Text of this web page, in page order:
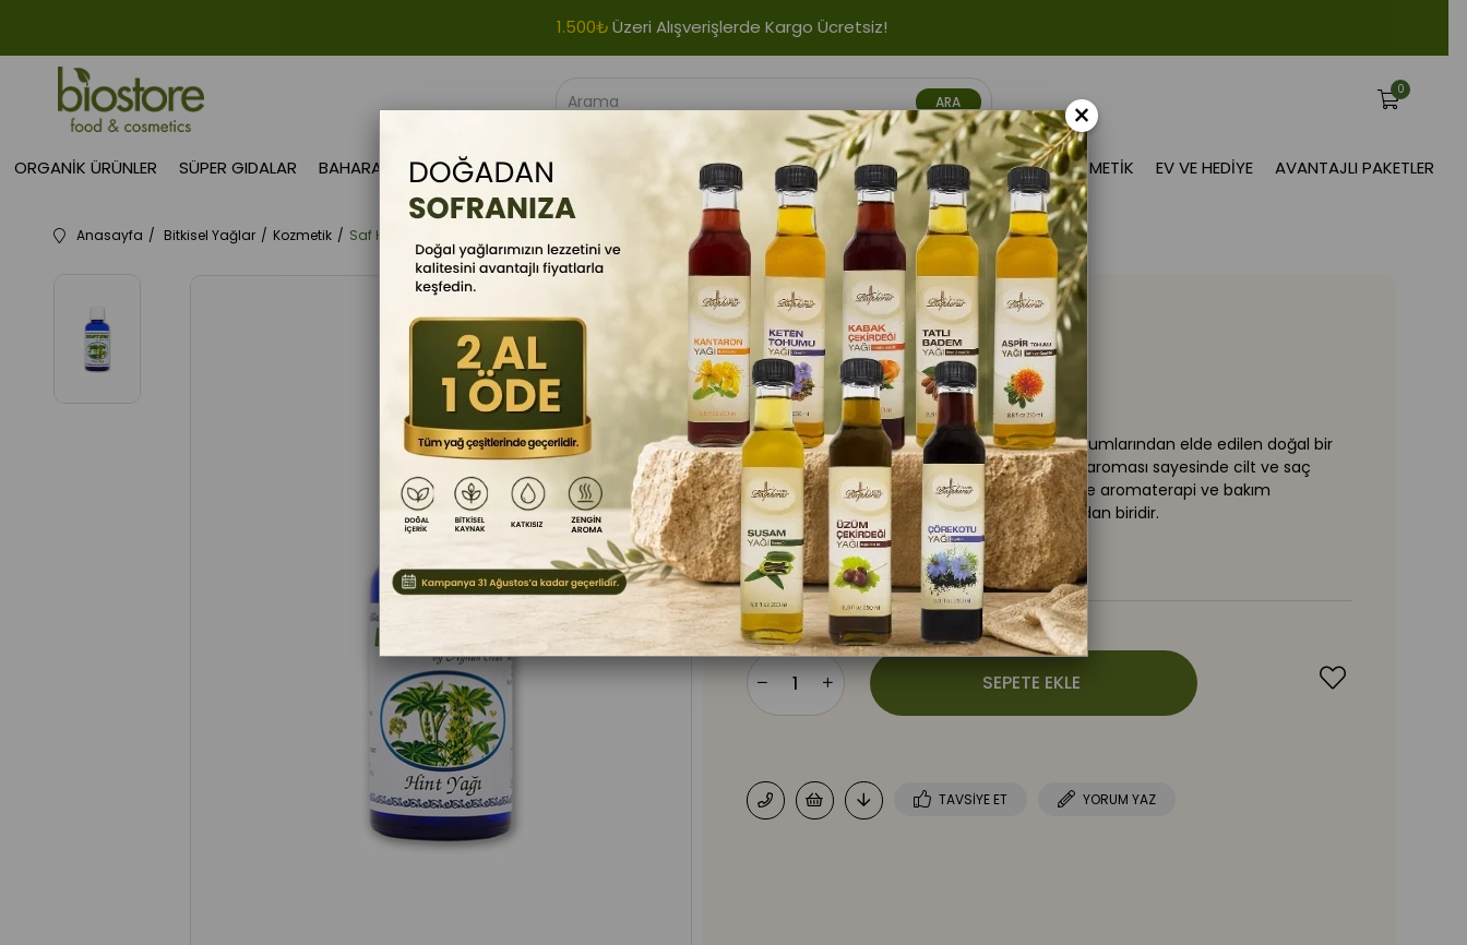
1.500₺Üzeri Alışverişlerde Kargo Ücretsiz!
0
ORGANIK ÜRÜNLER SÜPER GIDALAR BAHARAT GIDA TAKVIYELERI BITKI ÜRÜNLERI BITKISEL YAĞLAR BITKISEL KOZMETIK EV VE HEDIYE AVANTAJLI PAKETLER
Anasayfa Bitkisel Yağlar Kozmetik Saf Hint Yağı 50 ml
Saf Hint Yağı 50 ml
Barkod:8690448053076
Saf hint yağı, Ricinus communis bitkisinin tohumlarından elde edilen doğal bir
bitkisel yağdır. Yoğun yapısı ve kendine özgü aroması sayesinde cilt ve saç
bakım rutinlerinde kullanılabilir. Doğal içeriğiyle aromaterapi ve bakım
uygulamalarında tercih edilen bitkisel yağlardan biridir.
₺299,00
BioStore
TAVSIYE ET YORUM YAZ
×